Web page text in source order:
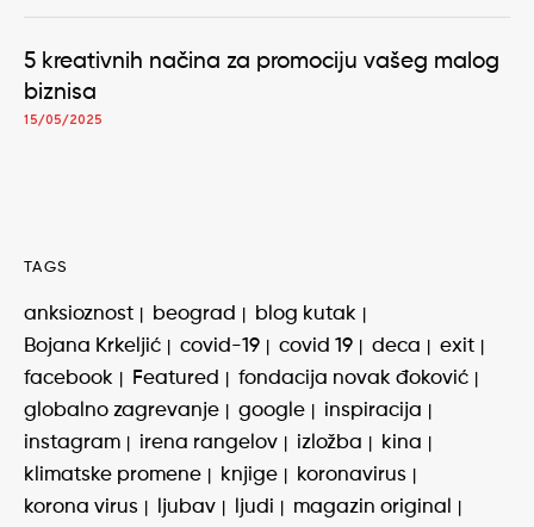
5 kreativnih načina za promociju vašeg malog
biznisa
15/05/2025
TAGS
anksioznost beograd
blog kutak
Bojana Krkeljić
covid-19 covid 19 deca
exit
facebook
Featured
fondacija novak đoković
globalno zagrevanje
google
inspiracija
instagram
irena rangelov izložba
kina
klimatske promene
knjige
koronavirus
korona virus
ljubav ljudi
magazin original